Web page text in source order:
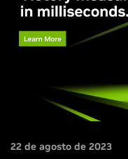
22 de agosto de 2023